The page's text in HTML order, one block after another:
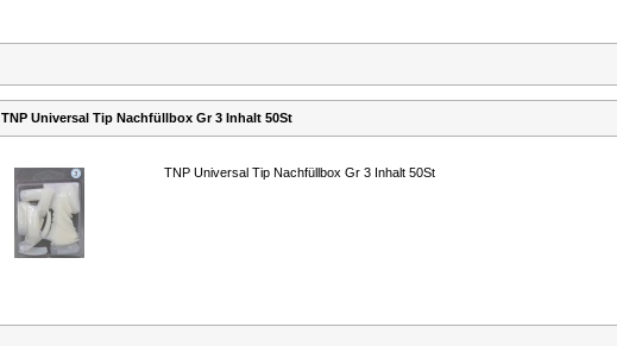
TNP Universal Tip Nachfüllbox Gr 3 Inhalt 50St
TNP Universal Tip Nachfüllbox Gr 3 Inhalt 50St